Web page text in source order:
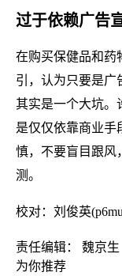
过于依赖广告
在购买保健品和药
引，认为只要是广
其实是一个大坑。
是仅仅依靠商业手
慎，不要盲目跟风
测。
校对：刘俊英
责任编辑： 魏京生
为你推荐